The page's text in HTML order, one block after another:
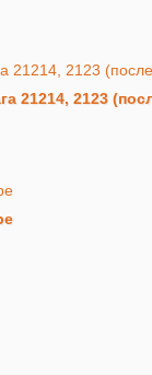
21214, 2123